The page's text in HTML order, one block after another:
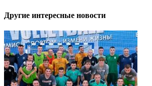
Другие интересные новости